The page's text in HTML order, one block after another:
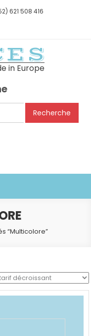
621 508 416
in Europe
Recherche
“Multicolore”